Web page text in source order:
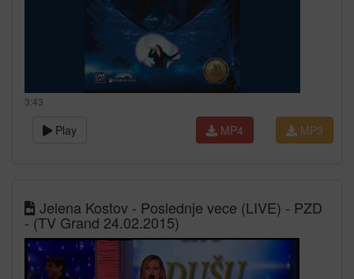
3:43
Play MP3
MP4
Jelena Kostov - Poslednje vece (LIVE) - PZD
- (TV Grand 24.02.2015)